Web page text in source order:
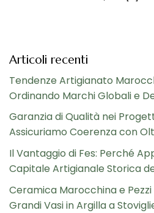
Articoli recenti
Tendenze Artigianato
Ordinando Marchi Globali e
Garanzia di Qualità nei
Assicuriamo Coerenza con
Il Vantaggio di Fes: Perché
Capitale Artigianale Storica
Ceramica Marocchina e Pezzi
Grandi Vasi in Argilla a